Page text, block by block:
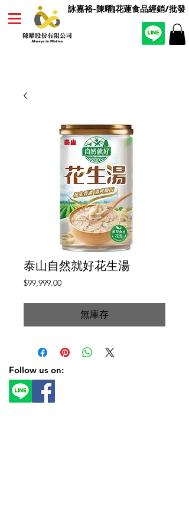
詠嘉裕-陳曜|花蓮食品經銷/批發
泰山自然就好花生湯
$99,999.00價
無庫存
Follow us on: